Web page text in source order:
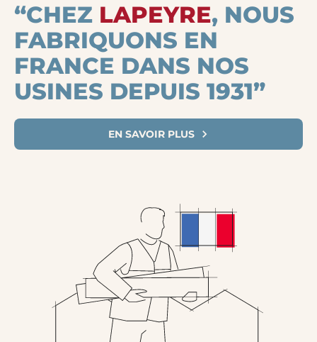
“CHEZ LAPEYRE, NOUS
FABRIQUONS EN
FRANCE DANS NOS
USINES DEPUIS 1931”
EN SAVOIR PLUS